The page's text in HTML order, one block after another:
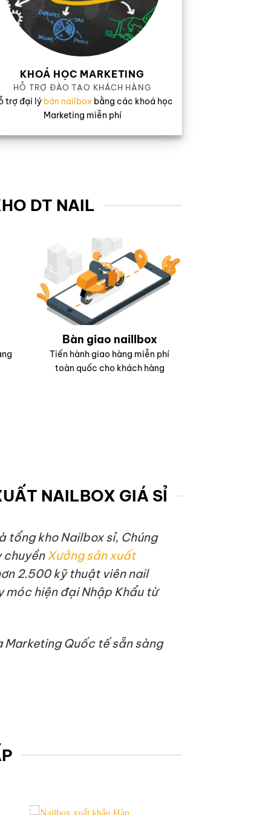
KHOÁ HỌC MARKETING
HỖ TRỢ ĐÀO TẠO KHÁCH HÀNG
trợ đại lý bán nailbox bằng các khoá học
Marketing miễn phí
DT NAIL
Bàn giao naillbox
Tiến hành giao hàng miễn phí
toàn quốc cho khách hàng
NAILBOX GIÁ SỈ
tổng kho Nailbox sỉ, Chúng
chuyềnXưởng sản xuất
2.500 kỹ thuật viên nail
móc hiện đại Nhập Khẩu từ
Marketing Quốc tế sẵn sàng